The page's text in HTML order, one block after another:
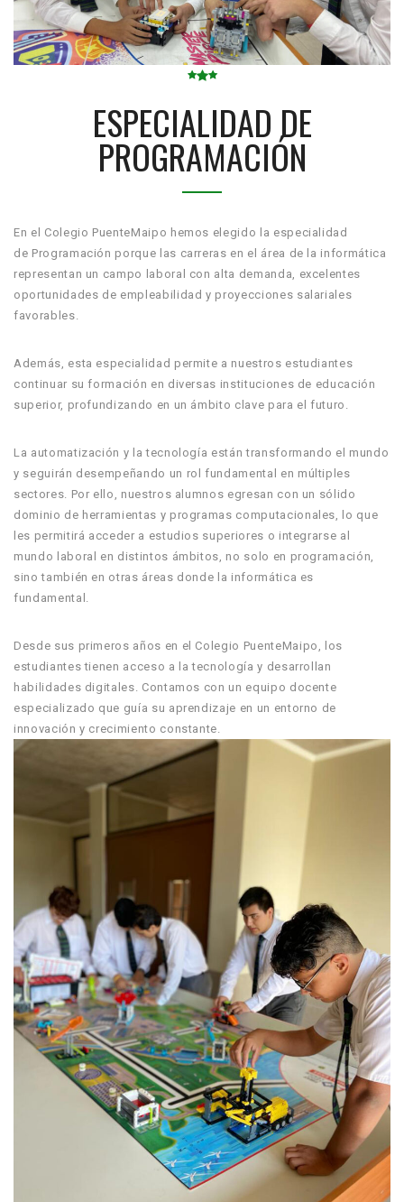
ESPECIALIDAD DE
PROGRAMACIÓN
En el Colegio PuenteMaipo hemos elegido la especialidad
de Programación porque las carreras en el área de la informática
representan un campo laboral con alta demanda, excelentes
oportunidades de empleabilidad y proyecciones salariales
favorables.
Además, esta especialidad permite a nuestros estudiantes
continuar su formación en diversas instituciones de educación
superior, profundizando en un ámbito clave para el futuro.
La automatización y la tecnología están transformando el mundo
y seguirán desempeñando un rol fundamental en múltiples
sectores. Por ello, nuestros alumnos egresan con un sólido
dominio de herramientas y programas computacionales, lo que
les permitirá acceder a estudios superiores o integrarse al
mundo laboral en distintos ámbitos, no solo en programación,
sino también en otras áreas donde la informática es
fundamental.
Desde sus primeros años en el Colegio PuenteMaipo, los
estudiantes tienen acceso a la tecnología y desarrollan
habilidades digitales. Contamos con un equipo docente
especializado que guía su aprendizaje en un entorno de
innovación y crecimiento constante.